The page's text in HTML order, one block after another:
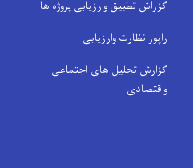
گزراش تطبیق وارزیابی پروژه ها
راپور نظارت وارزیابی
گزارش تحلیل های اجتماعی
واقتصادی